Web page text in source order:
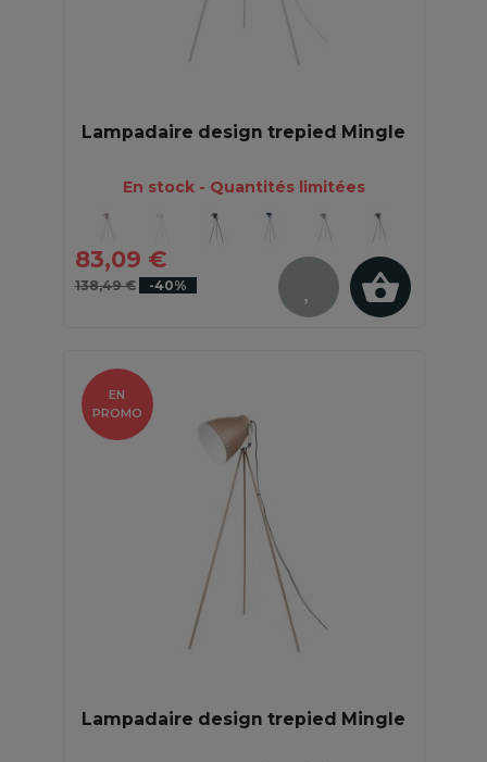
Lampadaire design trepied Mingle
En stock - Quantités limitées
83,09 €
138,49 € -40%
Lampadaire design trepied Mingle
EN
PROMO